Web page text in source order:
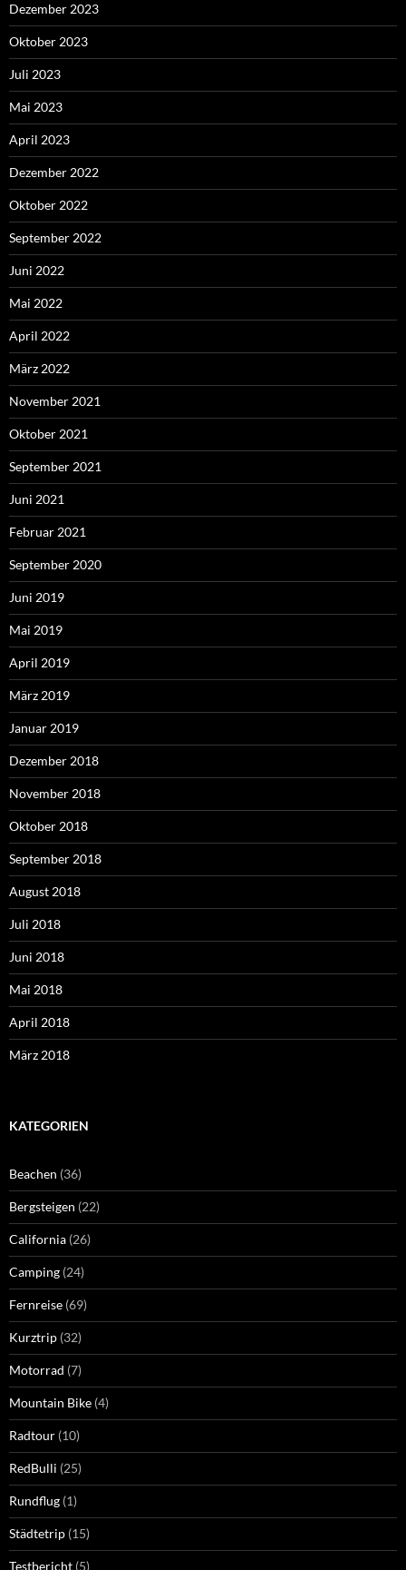
Dezember 2023
Oktober 2023
Juli 2023
Mai 2023
April 2023
Dezember 2022
Oktober 2022
September 2022
Juni 2022
Mai 2022
April 2022
März 2022
November 2021
Oktober 2021
September 2021
Juni 2021
Februar 2021
September 2020
Juni 2019
Mai 2019
April 2019
März 2019
Januar 2019
Dezember 2018
November 2018
Oktober 2018
September 2018
August 2018
Juli 2018
Juni 2018
Mai 2018
April 2018
März 2018
KATEGORIEN
Beachen (36)
Bergsteigen (22)
California (26)
Camping (24)
Fernreise (69)
Kurztrip (32)
Motorrad (7)
Mountain Bike (4)
Radtour (10)
RedBulli (25)
Rundflug (1)
Städtetrip (15)
Testbericht (5)